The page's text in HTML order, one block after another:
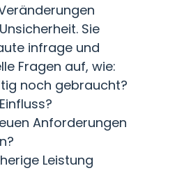
Sie
infrage und
Fragen auf, wie:
noch gebraucht?
Anforderungen
Leistung